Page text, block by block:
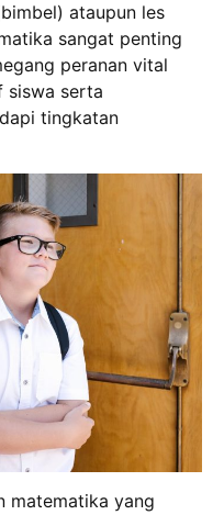
ataupun les
sangat penting
peranan vital
siswa serta
tingkatan
matematika yang